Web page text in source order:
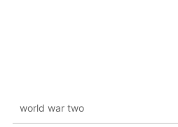
world war two